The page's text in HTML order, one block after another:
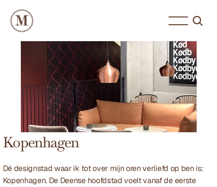
Kopenhagen
Dé designstad waar ik tot over mijn oren verliefd op ben is:
Kopenhagen. De Deense hoofdstad voelt vanaf de eerste